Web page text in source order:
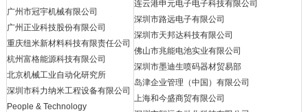
广州市冠宇机械有限公司
广州正业科技股份有限公司
重庆纽米新材料科技有限责任公司
杭州富格能源科技有限公司
北京机械工业自动化研究所
深圳市科力纳米工程设备有限公司
People & Technology
连云港申元电子电子科技有限公司
深圳市路远电子有限公司
深圳市天邦达科技有限公司
佛山市兆能电池实业有限公司
深圳市墨迪生喷码器材贸易部
岛津企业管理（中国）有限公司
上海和今盛商贸有限公司